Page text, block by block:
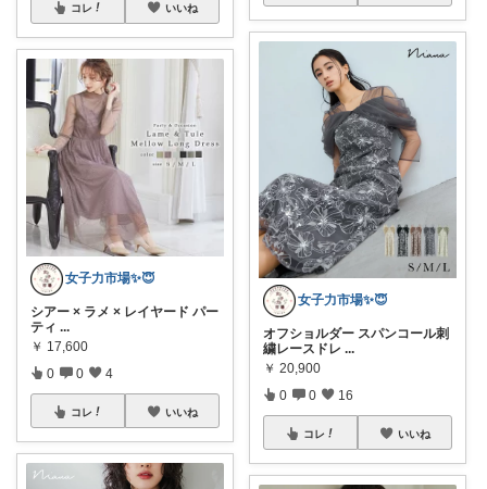
コレ いいね
女子力市場✨😇
シアー × ラメ × レイヤード パー
ティ ...
￥ 17,600
0 0 4
コレ いいね
女子力市場✨😇
オフショルダー スパンコール刺
繍レースドレ ...
￥ 20,900
0 0 16
コレ いいね